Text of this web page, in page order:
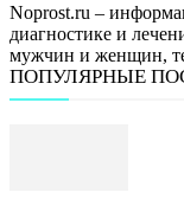
Noprost.ru –
диагностике и
мужчин и женщин,
ПОПУЛЯРНЫЕ